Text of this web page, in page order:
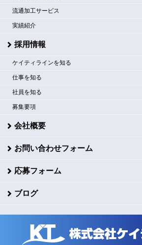
流通加工サービス
実績紹介
採用情報
ケイティラインを知る
仕事を知る
社員を知る
募集要項
会社概要
お問い合わせフォーム
応募フォーム
ブログ